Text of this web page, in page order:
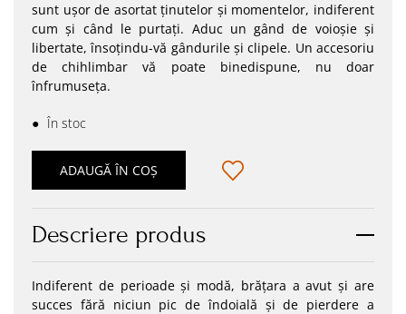
sunt ușor de asortat ținutelor și momentelor, indiferent
cum și când le purtați. Aduc un gând de voioșie și
libertate, însoțindu-vă gândurile și clipele. Un accesoriu
de chihlimbar vă poate binedispune, nu doar
înfrumuseța.
● În stoc
ADAUGĂ ÎN COȘ
Descriere produs
Indiferent de perioade și modă, brățara a avut și are
succes fără niciun pic de îndoială și de pierdere a